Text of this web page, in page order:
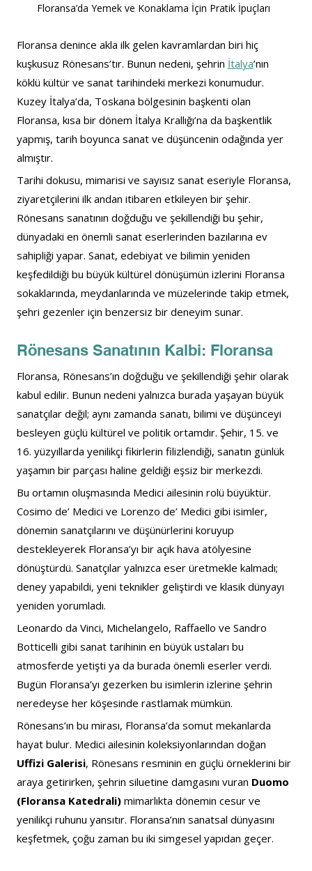
Floransa’da Yemek ve Konaklama İçin Pratik İpuçları
Floransa denince akla ilk gelen kavramlardan biri hiç
kuşkusuz Rönesans’tır. Bunun nedeni, şehrin İtalya’nın
köklü kültür ve sanat tarihindeki merkezi konumudur.
Kuzey İtalya’da, Toskana bölgesinin başkenti olan
Floransa, kısa bir dönem İtalya Krallığı’na da başkentlik
yapmış, tarih boyunca sanat ve düşüncenin odağında yer
almıştır.
Tarihi dokusu, mimarisi ve sayısız sanat eseriyle Floransa,
ziyaretçilerini ilk andan itibaren etkileyen bir şehir.
Rönesans sanatının doğduğu ve şekillendiği bu şehir,
dünyadaki en önemli sanat eserlerinden bazılarına ev
sahipliği yapar. Sanat, edebiyat ve bilimin yeniden
keşfedildiği bu büyük kültürel dönüşümün izlerini Floransa
sokaklarında, meydanlarında ve müzelerinde takip etmek,
şehri gezenler için benzersiz bir deneyim sunar.
Rönesans Sanatının Kalbi: Floransa
Floransa, Rönesans’ın doğduğu ve şekillendiği şehir olarak
kabul edilir. Bunun nedeni yalnızca burada yaşayan büyük
sanatçılar değil; aynı zamanda sanatı, bilimi ve düşünceyi
besleyen güçlü kültürel ve politik ortamdır. Şehir, 15. ve
16. yüzyıllarda yenilikçi fikirlerin filizlendiği, sanatın günlük
yaşamın bir parçası haline geldiği eşsiz bir merkezdi.
Bu ortamın oluşmasında Medici ailesinin rolü büyüktür.
Cosimo de’ Medici ve Lorenzo de’ Medici gibi isimler,
dönemin sanatçılarını ve düşünürlerini koruyup
destekleyerek Floransa’yı bir açık hava atölyesine
dönüştürdü. Sanatçılar yalnızca eser üretmekle kalmadı;
deney yapabildi, yeni teknikler geliştirdi ve klasik dünyayı
yeniden yorumladı.
Leonardo da Vinci, Michelangelo, Raffaello ve Sandro
Botticelli gibi sanat tarihinin en büyük ustaları bu
atmosferde yetişti ya da burada önemli eserler verdi.
Bugün Floransa’yı gezerken bu isimlerin izlerine şehrin
neredeyse her köşesinde rastlamak mümkün.
Rönesans’ın bu mirası, Floransa’da somut mekanlarda
hayat bulur. Medici ailesinin koleksiyonlarından doğan
Uffizi Galerisi, Rönesans resminin en güçlü örneklerini bir
araya getirirken, şehrin siluetine damgasını vuran Duomo
(Floransa Katedrali) mimarlıkta dönemin cesur ve
yenilikçi ruhunu yansıtır. Floransa’nın sanatsal dünyasını
keşfetmek, çoğu zaman bu iki simgesel yapıdan geçer.